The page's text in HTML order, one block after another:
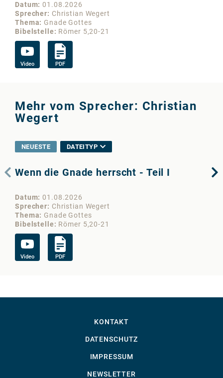
Datum 01.08.2026
Sprecher
Christian Wegert
Thema
Gnade Gottes
Bibelstelle
Römer 5,20-21
Video PDF
Mehr vom Sprecher: Christian
Wegert
NEUESTE DATEITYP
Wenn die Gnade herrscht - Teil I
Datum 01.08.2026
Sprecher
Christian Wegert
Thema
Gnade Gottes
Bibelstelle
Römer 5,20-21
Video PDF
KONTAKT
DATENSCHUTZ
IMPRESSUM
NEWSLETTER